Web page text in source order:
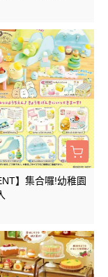
】集合囉!幼稚園